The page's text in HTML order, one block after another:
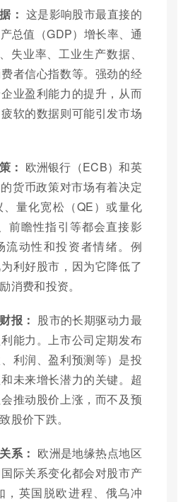
： 这是影响股市最直接的
总值（GDP）增长率、通
失业率、工业生产数据、
者信心指数等。强劲的经
业盈利能力的提升，从而
软的数据则可能引发市场
： 欧洲银行（ECB）和英
货币政策对市场有着决定
量化宽松（QE）或量化
前瞻性指引等都会直接影
流动性和投资者情绪。例
利好股市，因为它降低了
消费和投资。
报： 股市的长期驱动力最
能力。上市公司定期发布
利润、盈利预测等）是投
未来增长潜力的关键。超
推动股价上涨，而不及预
股价下跌。
系： 欧洲是地缘热点地区
际关系变化都会对股市产
，英国脱欧进程、俄乌冲